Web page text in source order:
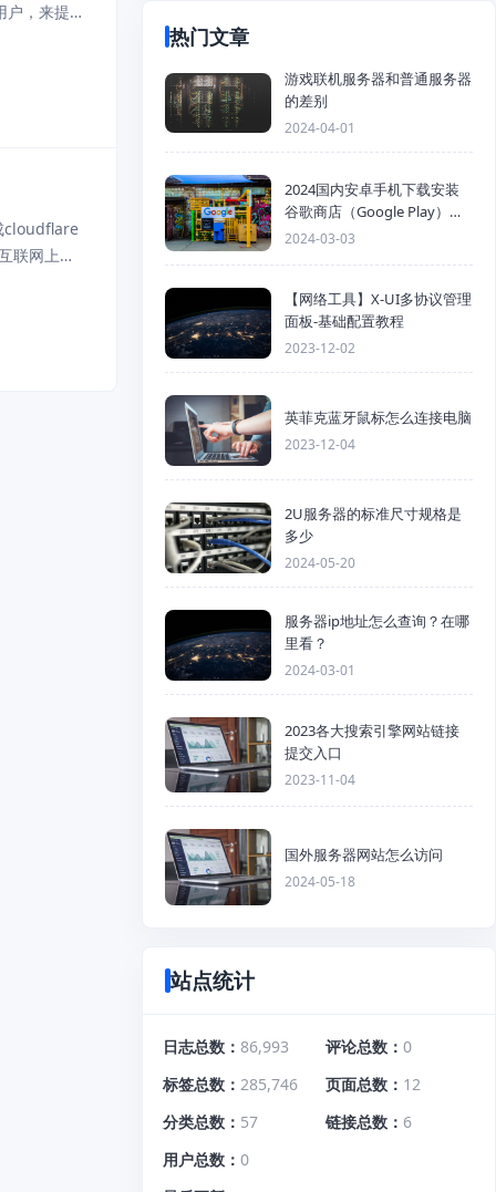
，来提供
cloudflare
联网上，
热门文章
游戏联机服务器和普通服务器
的差别
2024-04-01
2024国内安卓手机下载安装
谷歌商店（Google Play）详
细步骤
2024-03-03
【网络工具】X-UI多协议管理
面板-基础配置教程
2023-12-02
英菲克蓝牙鼠标怎么连接电脑
2023-12-04
2U服务器的标准尺寸规格是
多少
2024-05-20
服务器ip地址怎么查询？在哪
里看？
2024-03-01
2023各大搜索引擎网站链接
提交入口
2023-11-04
国外服务器网站怎么访问
2024-05-18
站点统计
日志总数 86,993 评论总数
0
标签总数
285,746 页面总数
12
分类总数
57 链接总数
6
用户总数
0